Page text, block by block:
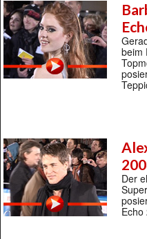
beim
Der
Echo